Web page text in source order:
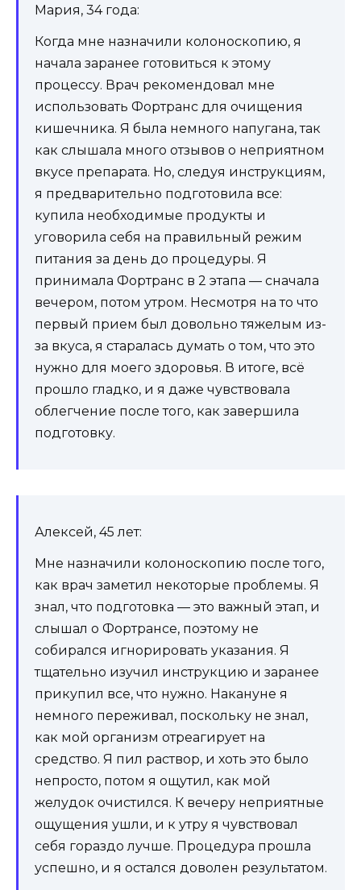
Мария, 34 года:
Когда мне назначили колоноскопию, я
начала заранее готовиться к этому
процессу. Врач рекомендовал мне
использовать Фортранс для очищения
кишечника. Я была немного напугана, так
как слышала много отзывов о неприятном
вкусе препарата. Но, следуя инструкциям,
я предварительно подготовила все:
купила необходимые продукты и
уговорила себя на правильный режим
питания за день до процедуры. Я
принимала Фортранс в 2 этапа — сначала
вечером, потом утром. Несмотря на то что
первый прием был довольно тяжелым из-
за вкуса, я старалась думать о том, что это
нужно для моего здоровья. В итоге, всё
прошло гладко, и я даже чувствовала
облегчение после того, как завершила
подготовку.
Алексей, 45 лет:
Мне назначили колоноскопию после того,
как врач заметил некоторые проблемы. Я
знал, что подготовка — это важный этап, и
слышал о Фортрансе, поэтому не
собирался игнорировать указания. Я
тщательно изучил инструкцию и заранее
прикупил все, что нужно. Накануне я
немного переживал, поскольку не знал,
как мой организм отреагирует на
средство. Я пил раствор, и хоть это было
непросто, потом я ощутил, как мой
желудок очистился. К вечеру неприятные
ощущения ушли, и к утру я чувствовал
себя гораздо лучше. Процедура прошла
успешно, и я остался доволен результатом.